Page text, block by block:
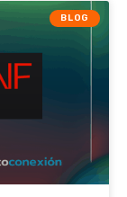
BLOG